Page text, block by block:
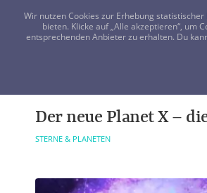
Der neue Planet X –
STERNE & PLANETEN
Wir nutzen Cookies zur Erhebung
bieten. Klicke auf „Alle akzeptieren“, um
entsprechenden Anbieter zu erhalten. Du